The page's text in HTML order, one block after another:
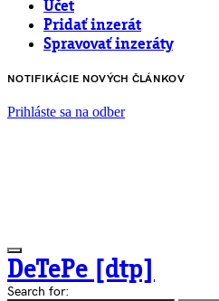
Účet
Pridať inzerát
Spravovať inzeráty
NOTIFIKÁCIE NOVÝCH ČLÁNKOV
Prihláste sa na odber
DeTePe [dtp]
Search for: